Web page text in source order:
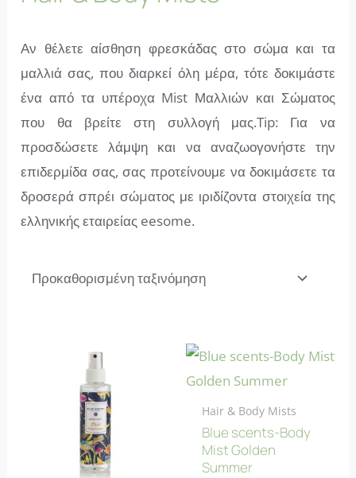
Αν θέλετε αίσθηση φρεσκάδας στο σώμα και τα
μαλλιά σας, που διαρκεί όλη μέρα, τότε δοκιμάστε
ένα από τα υπέροχα Mist Μαλλιών και Σώματος
που θα βρείτε στη συλλογή μας.Tip: Για να
προσδώσετε λάμψη και να αναζωογονήστε την
επιδερμίδα σας, σας προτείνουμε να δοκιμάσετε τα
δροσερά σπρέι σώµατος με ιριδίζοντα στοιχεία της
ελληνικής εταιρείας eesome.
Hair & Body Mists
Blue scents-Body
Mist Golden
Summer